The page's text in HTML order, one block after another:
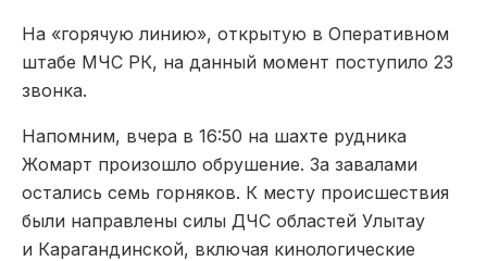
На «горячую линию», открытую в Оперативном
штабе МЧС РК, на данный момент поступило 23
звонка.
Напомним, вчера в 16:50 на шахте рудника
Жомарт произошло обрушение. За завалами
остались семь горняков. К месту происшествия
были направлены силы ДЧС областей Улытау
и Карагандинской, включая кинологические